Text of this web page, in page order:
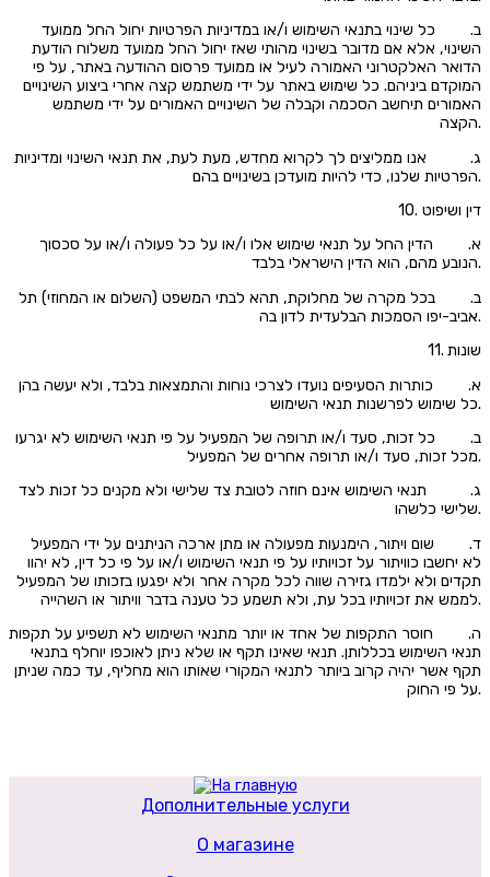
ב. כל שינוי בתנאי השימוש ו/או במדיניות הפרטיות יחול החל ממועד
השינוי, אלא אם מדובר בשינוי מהותי שאז יחול החל ממועד משלוח הודעת
הדואר האלקטרוני האמורה לעיל או ממועד פרסום ההודעה באתר, על פי
המוקדם ביניהם. כל שימוש באתר על ידי משתמש קצה אחרי ביצוע השינויים
האמורים תיחשב הסכמה וקבלה של השינויים האמורים על ידי משתמש
הקצה.
ג. אנו ממליצים לך לקרוא מחדש, מעת לעת, את תנאי השינוי ומדיניות
הפרטיות שלנו, כדי להיות מועדכן בשינויים בהם.
10. דין ושיפוט
א. הדין החל על תנאי שימוש אלו ו/או על כל פעולה ו/או על סכסוך
הנובע מהם, הוא הדין הישראלי בלבד.
ב. בכל מקרה של מחלוקת, תהא לבתי המשפט (השלום או המחוזי) תל
אביב-יפו הסמכות הבלעדית לדון בה.
11. שונות
א. כותרות הסעיפים נועדו לצרכי נוחות והתמצאות בלבד, ולא יעשה בהן
כל שימוש לפרשנות תנאי השימוש.
ב. כל זכות, סעד ו/או תרופה של המפעיל על פי תנאי השימוש לא יגרעו
מכל זכות, סעד ו/או תרופה אחרים של המפעיל.
ג. תנאי השימוש אינם חוזה לטובת צד שלישי ולא מקנים כל זכות לצד
שלישי כלשהו.
ד. שום ויתור, הימנעות מפעולה או מתן ארכה הניתנים על ידי המפעיל
לא יחשבו כוויתור על זכויותיו על פי תנאי השימוש ו/או על פי כל דין, לא יהוו
תקדים ולא ילמדו גזירה שווה לכל מקרה אחר ולא יפגעו בזכותו של המפעיל
לממש את זכויותיו בכל עת, ולא תשמע כל טענה בדבר וויתור או השהייה.
ה. חוסר התקפות של אחד או יותר מתנאי השימוש לא תשפיע על תקפות
תנאי השימוש בכללותן. תנאי שאינו תקף או שלא ניתן לאוכפו יוחלף בתנאי
תקף אשר יהיה קרוב ביותר לתנאי המקורי שאותו הוא מחליף, עד כמה שניתן
על פי החוק.
Дополнительные услуги
О магазине